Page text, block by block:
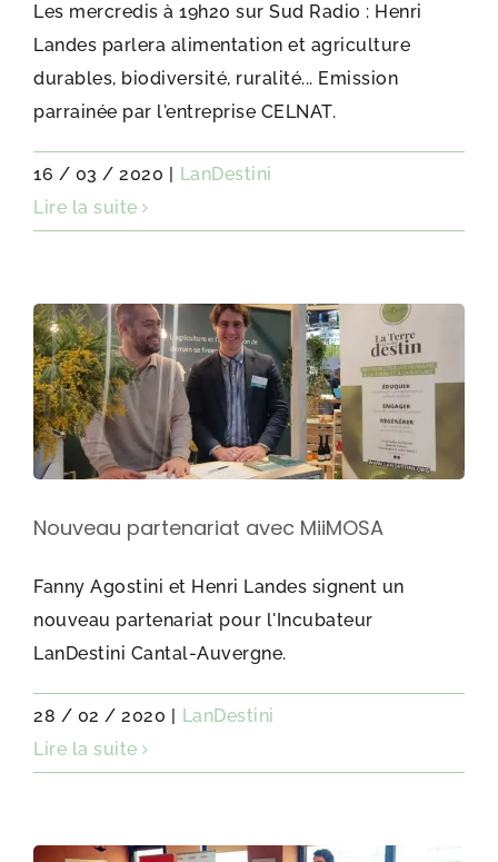
Les mercredis à 19h20 sur Sud Radio : Henri
Landes parlera alimentation et agriculture
durables, biodiversité, ruralité... Emission
parrainée par l'entreprise CELNAT.
16 / 03 / 2020 | LanDestini
Lire la suite
Nouveau partenariat avec MiiMOSA
Fanny Agostini et Henri Landes signent un
nouveau partenariat pour l'Incubateur
LanDestini Cantal-Auvergne.
28 / 02 / 2020 | LanDestini
Lire la suite